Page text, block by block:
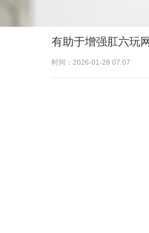
有助于增强肛六玩
时间：2026-01-28 07:07